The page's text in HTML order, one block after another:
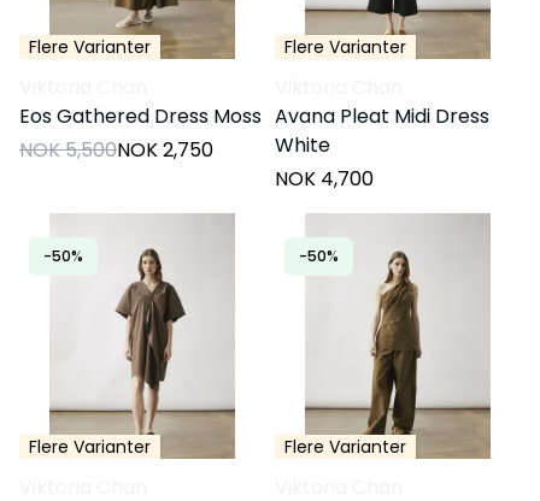
Flere Varianter
Eos Gathered Dress Moss
NOK 5,500NOK 2,750
Flere Varianter
Avana Pleat Midi Dress
White
NOK 4,700
-50%
Flere Varianter
-50%
Flere Varianter